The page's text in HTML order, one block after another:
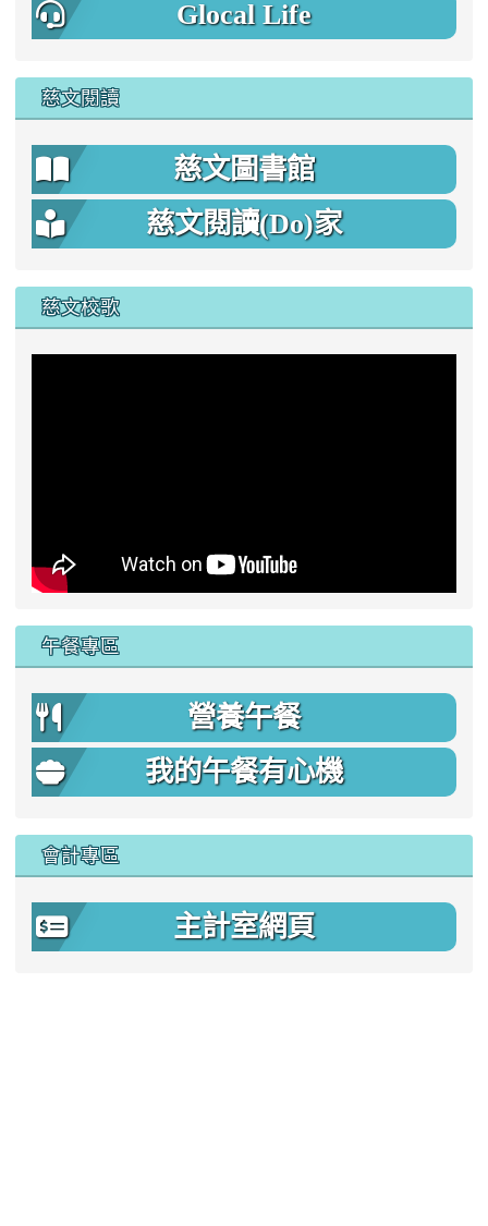
Glocal Life
慈文閱讀
慈文圖書館
慈文閱讀(Do)家
慈文校歌
午餐專區
營養午餐
我的午餐有心機
會計專區
主計室網頁